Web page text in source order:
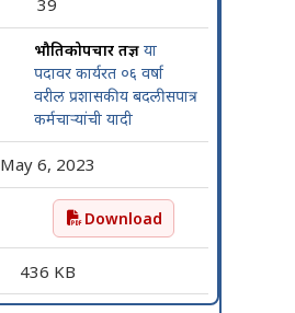
भौतिकोपचार तज्ञया
पदावर कार्यरत ०६ वर्षा
वरील प्रशासकीय बदलीसपात्र
कर्मचाऱ्यांची यादी
May 6, 2023
भौतिकोपचार तज्ञ या पदावर
Download
436 KB